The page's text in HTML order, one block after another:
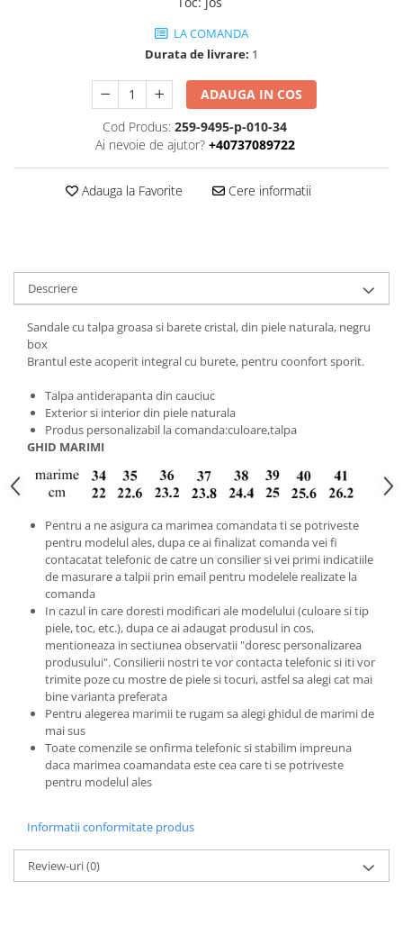
LA COMANDA
Durata de livrare: 1
ADAUGA IN COS
Cod Produs: 259-9495-p-010-34
Ai nevoie de ajutor? +40737089722
Adauga la Favorite Cere informatii
Descriere
Sandale cu talpa groasa si barete cristal, din piele naturala, negru
box
Brantul este acoperit integral cu burete, pentru coonfort sporit.
Talpa antiderapanta din cauciuc
Exterior si interior din piele naturala
Produs personalizabil la comanda:culoare,talpa
GHID MARIMI
Pentru a ne asigura ca marimea comandata ti se potriveste
pentru modelul ales, dupa ce ai finalizat comanda vei fi
contacatat telefonic de catre un consilier si vei primi indicatiile
de masurare a talpii prin email pentru modelele realizate la
comanda
In cazul in care doresti modificari ale modelului (culoare si tip
piele, toc, etc.), dupa ce ai adaugat produsul in cos,
mentioneaza in sectiunea observatii "doresc personalizarea
produsului". Consilierii nostri te vor contacta telefonic si iti vor
trimite poze cu mostre de piele si tocuri, astfel sa alegi cat mai
bine varianta preferata
Pentru alegerea marimii te rugam sa alegi ghidul de marimi de
mai sus
Toate comenzile se onfirma telefonic si stabilim impreuna
daca marimea coamandata este cea care ti se potriveste
pentru modelul ales
Informatii conformitate produs
Review-uri(0)